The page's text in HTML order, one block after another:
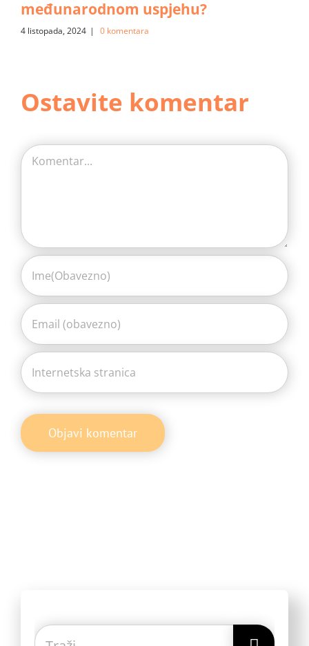
međunarodnom uspjehu?
4 listopada, 2024 | 0 komentara
Ostavite komentar
Comment
Traži...